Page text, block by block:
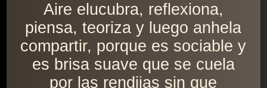
Aire elucubra, reflexiona,
piensa, teoriza y luego anhela
compartir, porque es sociable y
es brisa suave que se cuela
por las rendijas sin que